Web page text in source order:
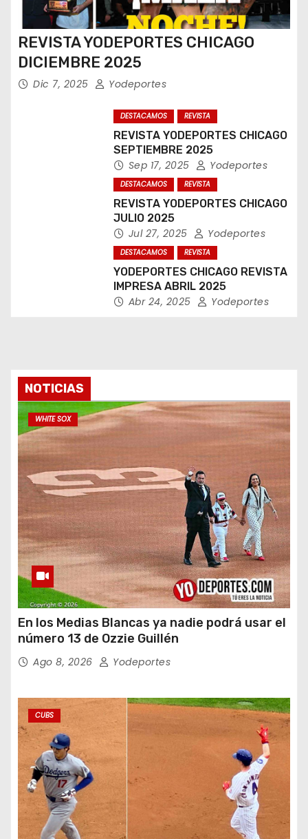
REVISTA YODEPORTES CHICAGO
DICIEMBRE 2025
Dic 7, 2025 Yodeportes
DESTACAMOS REVISTA
REVISTA YODEPORTES CHICAGO
SEPTIEMBRE 2025
Sep 17, 2025 Yodeportes
DESTACAMOS REVISTA
REVISTA YODEPORTES CHICAGO
JULIO 2025
Jul 27, 2025 Yodeportes
DESTACAMOS REVISTA
YODEPORTES CHICAGO REVISTA
IMPRESA ABRIL 2025
Abr 24, 2025 Yodeportes
NOTICIAS
WHITE SOX
En los Medias Blancas ya nadie podrá usar el
número 13 de Ozzie Guillén
Ago 8, 2026 Yodeportes
CUBS